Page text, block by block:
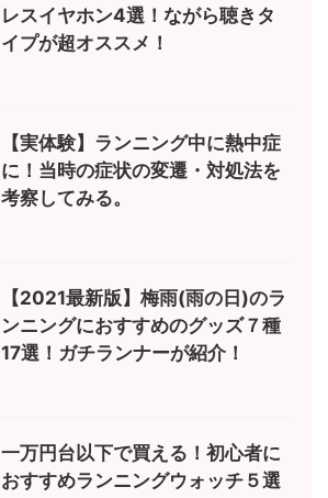
レスイヤホン4選！ながら聴きタ
イプが超オススメ！
【実体験】ランニング中に熱中症
に！当時の症状の変遷・対処法を
考察してみる。
【2021最新版】梅雨(雨の日)のラ
ンニングにおすすめのグッズ７種
17選！ガチランナーが紹介！
一万円台以下で買える！初心者に
おすすめランニングウォッチ５選